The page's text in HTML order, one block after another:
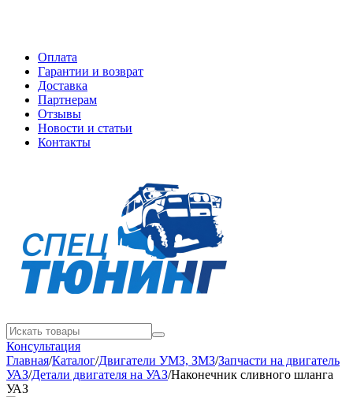
Оплата
Гарантии и возврат
Доставка
Партнерам
Отзывы
Новости и статьи
Контакты
Консультация
Главная/Каталог/Двигатели УМЗ, ЗМЗ/Запчасти на двигатель
УАЗ/Детали двигателя на УАЗ/Наконечник сливного шланга
УАЗ